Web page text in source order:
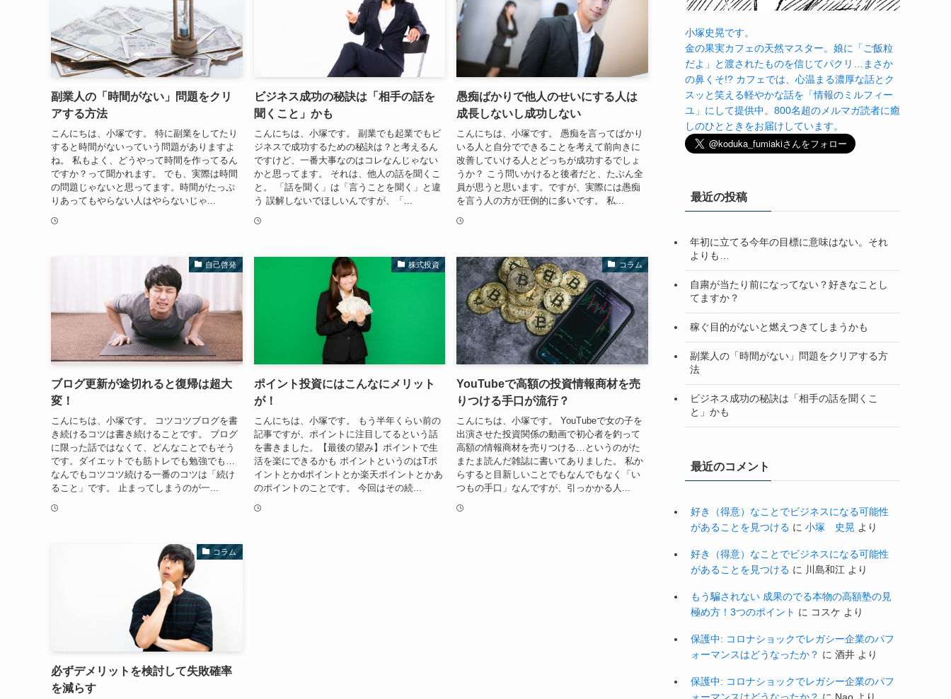
副業人の「時間がない」問題をクリ
アする方法
こんにちは、小塚です。 特に副業をしてたり
すると時間がないっていう問題がありますよ
ね。 私もよく、どうやって時間を作ってるん
ですか？って聞かれます。 でも、実際は時間
の問題じゃないと思ってます。時間がたっぷ
りあってもやらない人はやらないじゃ...
ビジネス成功の秘訣は「相手の話を
聞くこと」かも
こんにちは、小塚です。 副業でも起業でもビ
ジネスで成功するための秘訣は？と考えるん
ですけど、一番大事なのはコレなんじゃない
かと思ってます。 それは、他人の話を聞くこ
と。 「話を聞く」は「言うことを聞く」と違
う 誤解しないでほしいんですが、「...
愚痴ばかりで他人のせいにする人は
成長しないし成功しない
こんにちは、小塚です。 愚痴を言ってばかり
いる人と自分でできることを考えて前向きに
改善していける人とどっちが成功するでしょ
うか？ こう問いかけると後者だと、たぶん全
員が思うと思います。ですが、実際には愚痴
を言う人の方が圧倒的に多いです。 私...
自己啓発
ブログ更新が途切れると復帰は超大
変！
こんにちは、小塚です。 コツコツブログを書
き続けるコツは書き続けることです。 ブログ
に限った話ではなくて、どんなことでもそう
です。ダイエットでも筋トレでも勉強でも…
なんでもコツコツ続ける一番のコツは「続け
ること」です。 止まってしまうのが一...
株式投資
ポイント投資にはこんなにメリット
が！
こんにちは、小塚です。 もう半年くらい前の
記事ですが、ポイントに注目してるという話
を書きました。【最後の望み】ポイントで生
活を楽にできるかも ポイントというのはTポ
イントとかdポイントとか楽天ポイントとかあ
のポイントのことです。 今回はその続...
コラム
YouTubeで高額の投資情報商材を売
りつける手口が流行？
こんにちは、小塚です。 YouTubeで女の子を
出演させた投資関係の動画で初心者を釣って
高額の情報商材を売りつける…というのがた
またま読んだ雑誌に書いてありました。 私か
らすると目新しいことでもなんでもなく「い
つもの手口」なんですが、引っかかる人...
コラム
必ずデメリットを検討して失敗確率
を減らす
小塚史晃です。
金の果実カフェの天然マスター。娘に「ご飯粒
だよ」と渡されたものを信じてパクリ…まさか
の鼻くそ!? カフェでは、心温まる濃厚な話とク
スッと笑える軽やかな話を「情報のミルフィー
ユ」にして提供中。800名超のメルマガ読者に癒
しのひとときをお届けしています。
最近の投稿
年初に立てる今年の目標に意味はない。それ
よりも…
自粛が当たり前になってない？好きなことし
てますか？
稼ぐ目的がないと燃えつきてしまうかも
副業人の「時間がない」問題をクリアする方
法
ビジネス成功の秘訣は「相手の話を聞くこ
と」かも
最近のコメント
好き（得意）なことでビジネスになる可能性
があることを見つける に 小塚 史晃 より
好き（得意）なことでビジネスになる可能性
があることを見つける に 川島和江 より
もう騙されない 成果のでる本物の高額塾の見
極め方！3つのポイント に コスケ より
保護中: コロナショックでレガシー企業のパフ
ォーマンスはどうなったか？ に 酒井 より
保護中: コロナショックでレガシー企業のパフ
ォーマンスはどうなったか？ に Nao より